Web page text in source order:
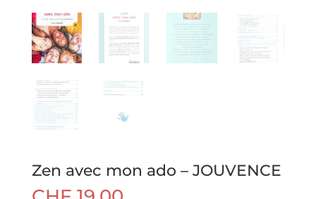
Zen avec mon ado – JOUVENCE